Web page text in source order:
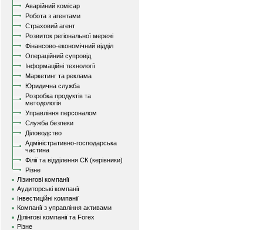
Аварійний комісар
Робота з агентами
Страховий агент
Розвиток регіональної мережі
Фінансово-економічний відділ
Операційний супровід
Інформаційні технології
Маркетинг та реклама
Юридична служба
Розробка продуктів та
методологія
Управління персоналом
Служба безпеки
Діловодство
Адміністративно-господарська
частина
Філії та відділення СК (керівники)
Різне
Лізингові компанії
Аудиторські компанії
Інвестиційні компанії
Компанії з управління активами
Ділінгові компанії та Forex
Різне